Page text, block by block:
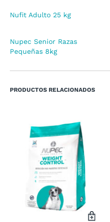
Nufit Adulto 25 kg
Nupec Senior Razas
Pequeñas 8kg
PRODUCTOS RELACIONADOS